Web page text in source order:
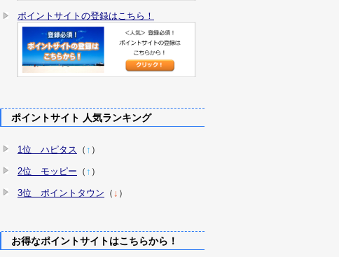
ポイントサイトの登録はこちら！
ポイントサイト 人気ランキング
1位 ハピタス （ ↑ ）
2位 モッピー （ ↑ ）
3位 ポイントタウン （ ↓ ）
お得なポイントサイトはこちらから！